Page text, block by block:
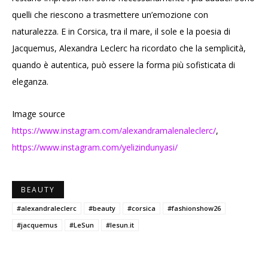
quelli che riescono a trasmettere un’emozione con
naturalezza. E in Corsica, tra il mare, il sole e la poesia di
Jacquemus, Alexandra Leclerc ha ricordato che la semplicità,
quando è autentica, può essere la forma più sofisticata di
eleganza.
Image source
https://www.instagram.com/alexandramalenaleclerc/,
https://www.instagram.com/yelizindunyasi/
BEAUTY
#alexandraleclerc #beauty #corsica
#fashionshow26
#jacquemus
#LeSun #lesun.it